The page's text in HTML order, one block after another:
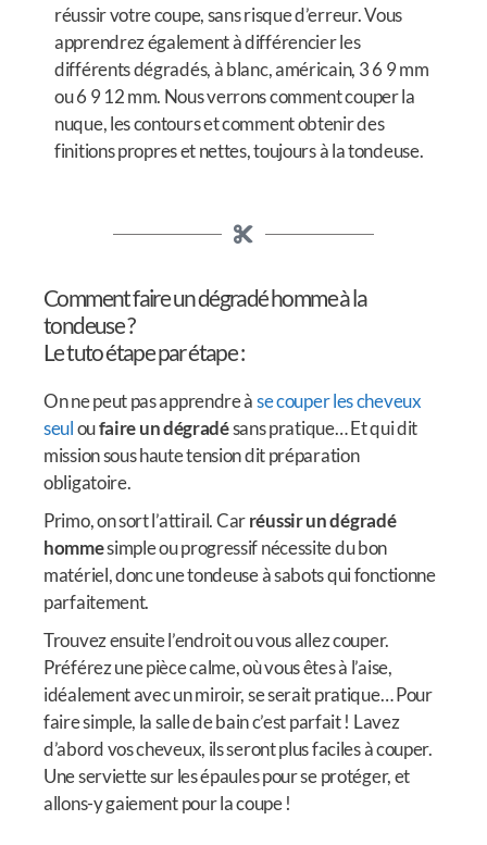
réussir votre coupe, sans risque d’erreur. Vous
apprendrez également à différencier les
différents dégradés, à blanc, américain, 3 6 9 mm
ou 6 9 12 mm. Nous verrons comment couper la
nuque, les contours et comment obtenir des
finitions propres et nettes, toujours à la tondeuse.
Comment faire un dégradé homme à la
tondeuse ?
Le tuto étape par étape :
On ne peut pas apprendre àse couper les cheveux
seuloufaire un dégradésans pratique… Et qui dit
mission sous haute tension dit préparation
obligatoire.
Primo, on sort l’attirail. Carréussir un dégradé
hommesimple ou progressif nécessite du bon
matériel, donc une tondeuse à sabots qui fonctionne
parfaitement.
Trouvez ensuite l’endroit ou vous allez couper.
Préférez une pièce calme, où vous êtes à l’aise,
idéalement avec un miroir, se serait pratique… Pour
faire simple, la salle de bain c’est parfait ! Lavez
d’abord vos cheveux, ils seront plus faciles à couper.
Une serviette sur les épaules pour se protéger, et
allons-y gaiement pour la coupe !